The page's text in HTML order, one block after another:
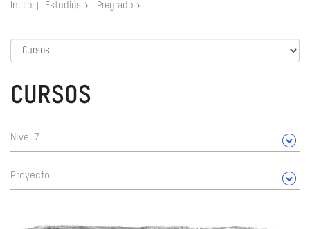
Inicio Estudios Pregrado
CURSOS
Nivel 7
Proyecto